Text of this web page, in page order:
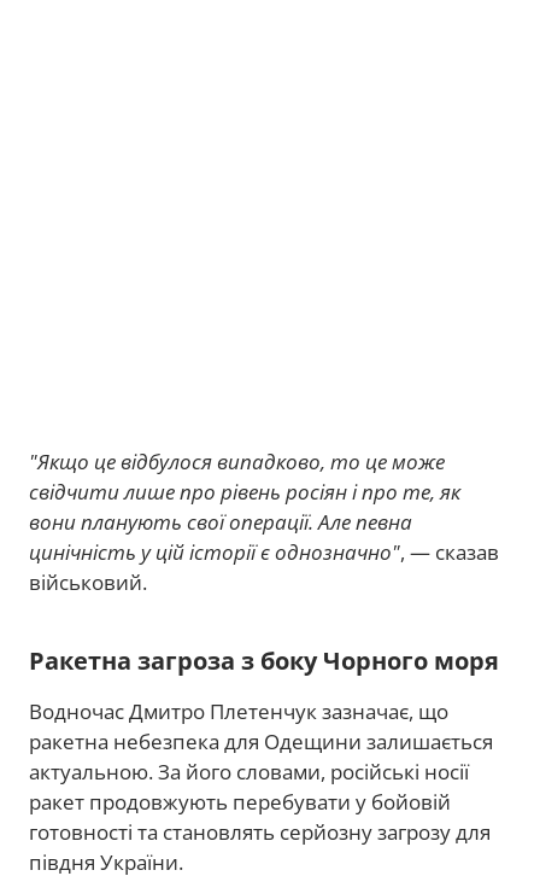
"Якщо це відбулося випадково, то це може
свідчити лише про рівень росіян і про те, як
вони планують свої операції. Але певна
цинічність у цій історії є однозначно", — сказав
військовий.
Ракетна загроза з боку Чорного моря
Водночас Дмитро Плетенчук зазначає, що
ракетна небезпека для Одещини залишається
актуальною. За його словами, російські носії
ракет продовжують перебувати у бойовій
готовності та становлять серйозну загрозу для
півдня України.